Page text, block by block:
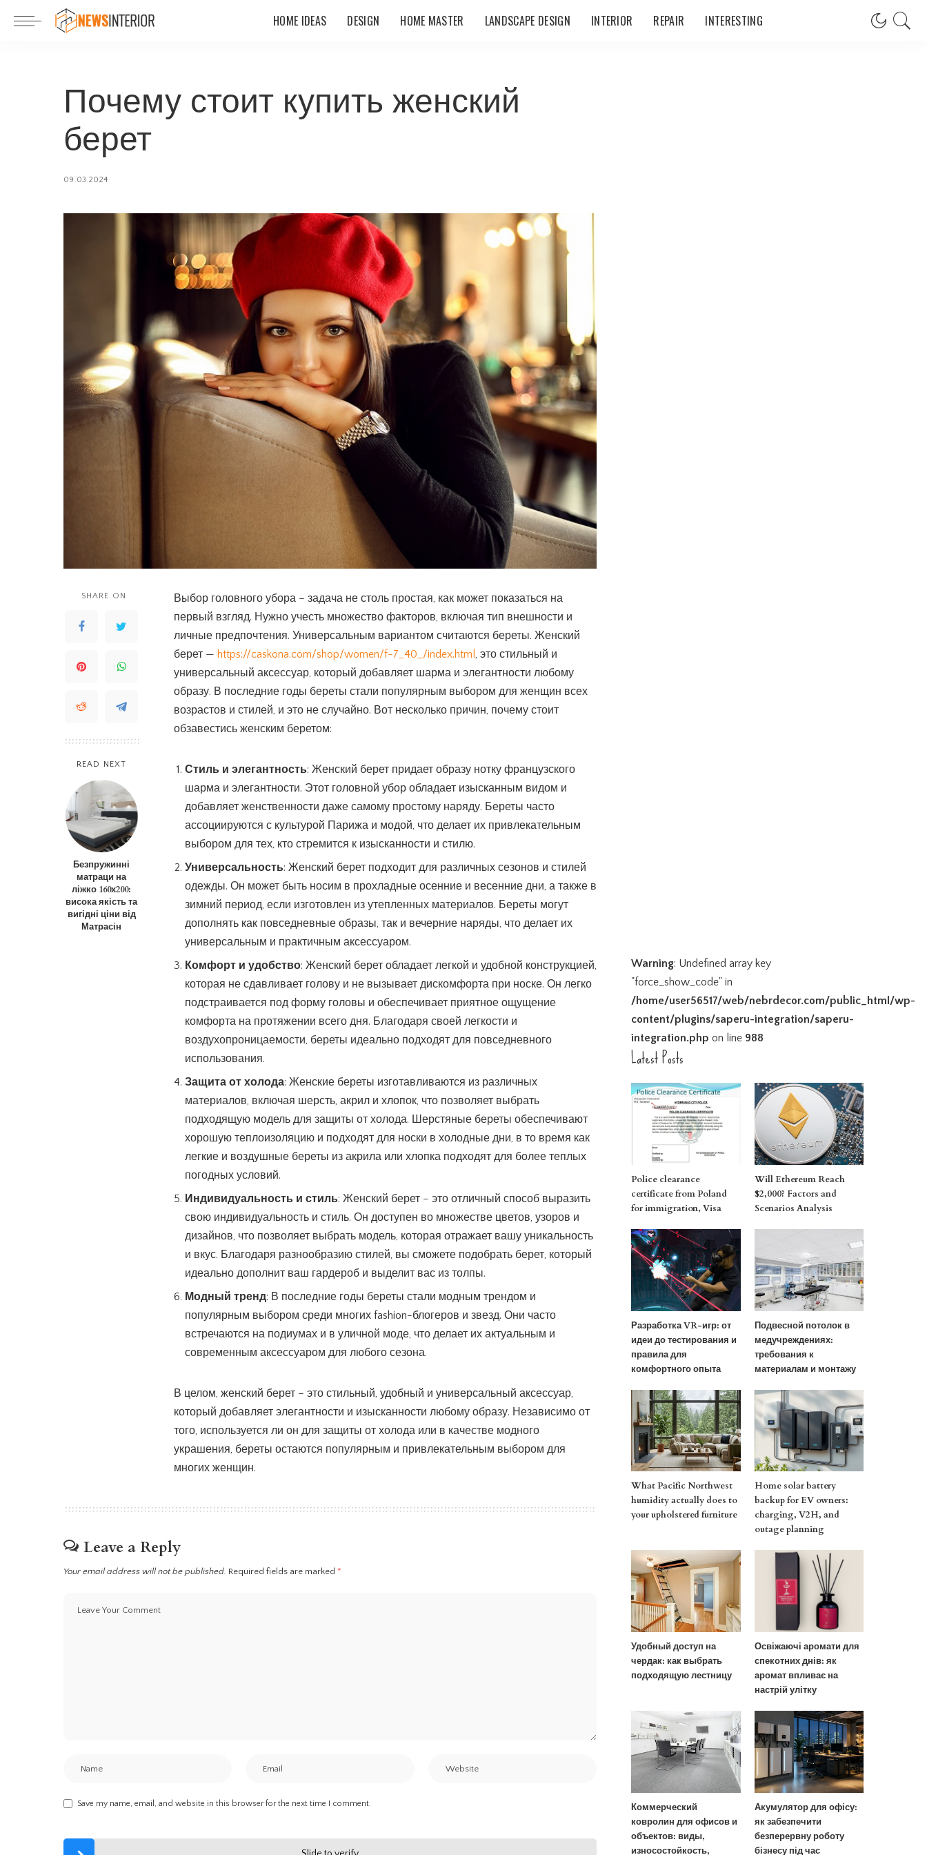
HOME IDEAS DESIGN HOME MASTER LANDSCAPE DESIGN INTERIOR REPAIR INTERESTING
Почему стоит купить женский
берет
09.03.2024
SHARE ON
READ NEXT
Безпружинні
матраци на
ліжко 160х200:
висока якість та
вигідні ціни від
Матрасін
Выбор головного убора – задача не столь простая, как может показаться на
первый взгляд. Нужно учесть множество факторов, включая тип внешности и
личные предпочтения. Универсальным вариантом считаются береты. Женский
берет — https://caskona.com/shop/women/f-7_40_/index.html , это стильный и
универсальный аксессуар, который добавляет шарма и элегантности любому
образу. В последние годы береты стали популярным выбором для женщин всех
возрастов и стилей, и это не случайно. Вот несколько причин, почему стоит
обзавестись женским беретом:
Стиль и элегантность: Женский берет придает образу нотку французского
шарма и элегантности. Этот головной убор обладает изысканным видом и
добавляет женственности даже самому простому наряду. Береты часто
ассоциируются с культурой Парижа и модой, что делает их привлекательным
выбором для тех, кто стремится к изысканности и стилю.
Универсальность: Женский берет подходит для различных сезонов и стилей
одежды. Он может быть носим в прохладные осенние и весенние дни, а также в
зимний период, если изготовлен из утепленных материалов. Береты могут
дополнять как повседневные образы, так и вечерние наряды, что делает их
универсальным и практичным аксессуаром.
Комфорт и удобство: Женский берет обладает легкой и удобной конструкцией,
которая не сдавливает голову и не вызывает дискомфорта при носке. Он легко
подстраивается под форму головы и обеспечивает приятное ощущение
комфорта на протяжении всего дня. Благодаря своей легкости и
воздухопроницаемости, береты идеально подходят для повседневного
использования.
Защита от холода: Женские береты изготавливаются из различных
материалов, включая шерсть, акрил и хлопок, что позволяет выбрать
подходящую модель для защиты от холода. Шерстяные береты обеспечивают
хорошую теплоизоляцию и подходят для носки в холодные дни, в то время как
легкие и воздушные береты из акрила или хлопка подходят для более теплых
погодных условий.
Индивидуальность и стиль: Женский берет – это отличный способ выразить
свою индивидуальность и стиль. Он доступен во множестве цветов, узоров и
дизайнов, что позволяет выбрать модель, которая отражает вашу уникальность
и вкус. Благодаря разнообразию стилей, вы сможете подобрать берет, который
идеально дополнит ваш гардероб и выделит вас из толпы.
Модный тренд: В последние годы береты стали модным трендом и
популярным выбором среди многих fashion-блогеров и звезд. Они часто
встречаются на подиумах и в уличной моде, что делает их актуальным и
современным аксессуаром для любого сезона.
В целом, женский берет – это стильный, удобный и универсальный аксессуар,
который добавляет элегантности и изысканности любому образу. Независимо от
того, используется ли он для защиты от холода или в качестве модного
украшения, береты остаются популярным и привлекательным выбором для
многих женщин.
Leave a Reply
Your email address will not be published. Required fields are marked *
Save my name, email, and website in this browser for the next time I comment.
Warning: Undefined array key
"force_show_code" in
/home/user56517/web/nebrdecor.com/public_html/wp-
content/plugins/saperu-integration/saperu-
integration.php on line 988
Latest Posts
Police clearance
certificate from Poland
for immigration, Visa
Will Ethereum Reach
$2,000? Factors and
Scenarios Analysis
Разработка VR-игр: от
идеи до тестирования и
правила для
комфортного опыта
Подвесной потолок в
медучреждениях:
требования к
материалам и монтажу
What Pacific Northwest
humidity actually does to
your upholstered furniture
Home solar battery
backup for EV owners:
charging, V2H, and
outage planning
Удобный доступ на
чердак: как выбрать
подходящую лестницу
Освіжаючі аромати для
спекотних днів: як
аромат впливає на
настрій улітку
Коммерческий
ковролин для офисов и
объектов: виды,
износостойкость,
Акумулятор для офісу:
як забезпечити
безперервну роботу
бізнесу під час